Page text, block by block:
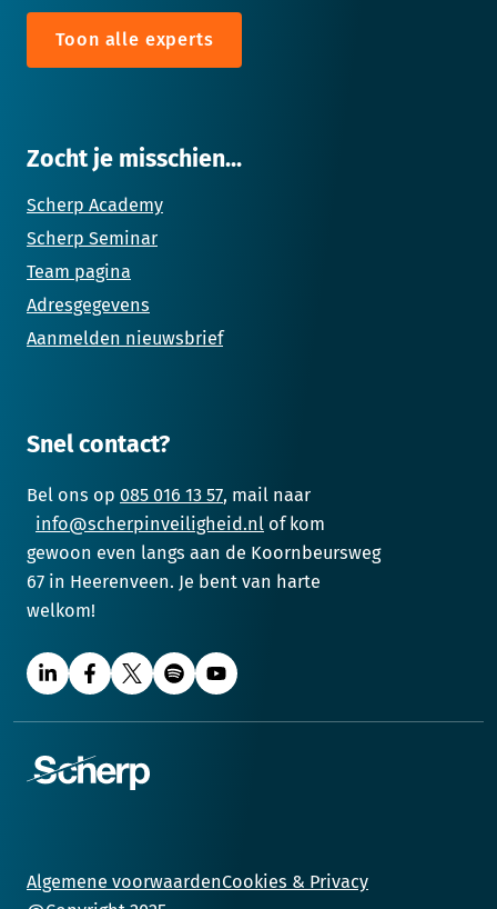
Toon alle experts
Zocht je misschien...
Scherp Academy
Scherp Seminar
Team pagina
Adresgegevens
Aanmelden nieuwsbrief
Snel contact?
Bel ons op 085 016 13 57, mail naar
info@scherpinveiligheid.nl of kom
gewoon even langs aan de Koornbeursweg
67 in Heerenveen. Je bent van harte
welkom!
Algemene voorwaardenCookies & Privacy